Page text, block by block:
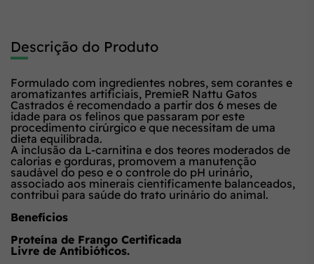
Descrição do Produto
Formulado com ingredientes nobres, sem corantes e
aromatizantes artificiais, PremieR Nattu Gatos
Castrados é recomendado a partir dos 6 meses de
idade para os felinos que passaram por este
procedimento cirúrgico e que necessitam de uma
dieta equilibrada.
A inclusão da L-carnitina e dos teores moderados de
calorias e gorduras, promovem a manutenção
saudável do peso e o controle do pH urinário,
associado aos minerais cientificamente balanceados,
contribui para saúde do trato urinário do animal.
Benefícios
Proteína de Frango Certificada
Livre de Antibióticos.